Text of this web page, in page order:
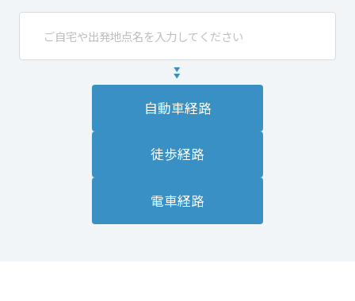
自動車経路
徒歩経路
電車経路